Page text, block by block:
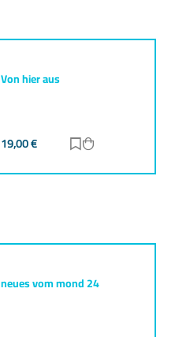
Von hier aus
19,00€ Zur Merkliste
neues vom mond 24